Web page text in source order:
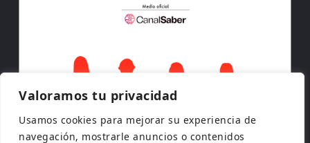
Valoramos tu privacidad
Usamos cookies para mejorar su experiencia de
navegación, mostrarle anuncios o contenidos